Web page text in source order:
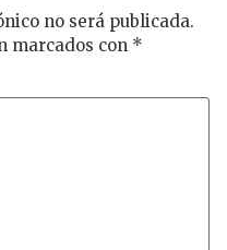
no será publicada.
marcados con *